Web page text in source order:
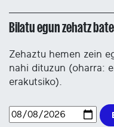
Bilatu egun zehatz
Zehaztu hemen zein
nahi dituzun (oharra:
erakutsiko).